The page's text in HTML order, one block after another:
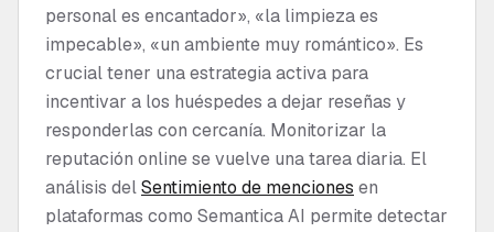
personal es encantador», «la limpieza es
impecable», «un ambiente muy romántico». Es
crucial tener una estrategia activa para
incentivar a los huéspedes a dejar reseñas y
responderlas con cercanía. Monitorizar la
reputación online se vuelve una tarea diaria. El
análisis delSentimiento de menciones en
plataformas como Semantica AI permite detectar